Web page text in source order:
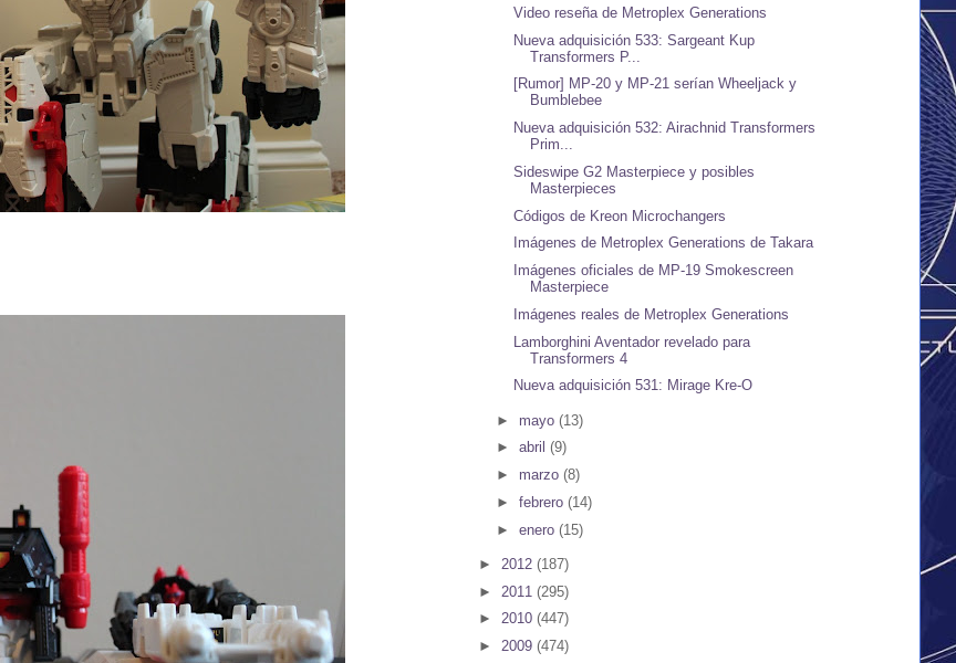
Video reseña de Metroplex Generations
Nueva adquisición 533: Sargeant Kup
Transformers P...
[Rumor] MP-20 y MP-21 serían Wheeljack y
Bumblebee
Nueva adquisición 532: Airachnid Transformers
Prim...
Sideswipe G2 Masterpiece y posibles
Masterpieces
Códigos de Kreon Microchangers
Imágenes de Metroplex Generations de Takara
Imágenes oficiales de MP-19 Smokescreen
Masterpiece
Imágenes reales de Metroplex Generations
Lamborghini Aventador revelado para
Transformers 4
Nueva adquisición 531: Mirage Kre-O
► mayo (13)
► abril (9)
► marzo (8)
► febrero (14)
► enero (15)
► 2012 (187)
► 2011 (295)
► 2010 (447)
► 2009 (474)